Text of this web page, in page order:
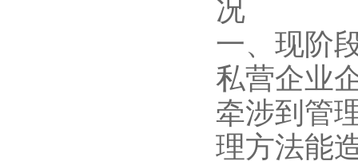
一、现阶
私营企业
牵涉到管
理方法能